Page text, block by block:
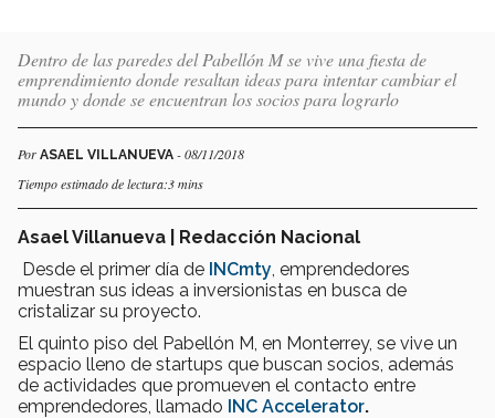
Dentro de las paredes del Pabellón M se vive una fiesta de
emprendimiento donde resaltan ideas para intentar cambiar el
mundo y donde se encuentran los socios para lograrlo
Por ASAEL VILLANUEVA - 08/11/2018
Tiempo estimado de lectura:3 mins
Asael Villanueva | Redacción Nacional
Desde el primer día de INCmty , emprendedores
muestran sus ideas a inversionistas en busca de
cristalizar su proyecto.
El quinto piso del Pabellón M, en Monterrey, se vive un
espacio lleno de startups que buscan socios, además
de actividades que promueven el contacto entre
emprendedores, llamado INC Accelerator.